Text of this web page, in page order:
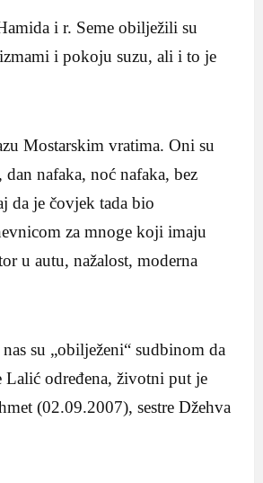
i r. Seme obilježili su
i pokoju suzu, ali i to je
Mostarskim vratima. Oni su
nafaka, noć nafaka, bez
da je čovjek tada bio
za mnoge koji imaju
u autu, nažalost, moderna
su „obilježeni“ sudbinom da
Lalić određena, životni put je
(02.09.2007), sestre Džehva